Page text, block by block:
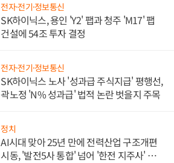
전자·전기·정보통신
SK하이닉스, 용인 'Y2' 팹과 청주 'M17' 팹
건설에 54조 투자 결정
전자·전기·정보통신
SK하이닉스 노사 '성과급 주식지급' 평행선,
곽노정 'N% 성과급' 법적 논란 벗을지 주목
정치
AI시대 맞아 25년 만에 전력산업 구조개편
시동, '발전5사 통합' 넘어 '한전 지주사' 재편